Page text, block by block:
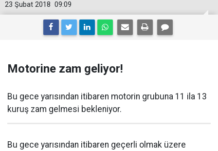
09:09
23 Şubat 2018
Motorine zam geliyor!
Bu gece yarısından itibaren motorin grubuna 11 ila 13
kuruş zam gelmesi bekleniyor.
Bu gece yarısından itibaren geçerli olmak üzere